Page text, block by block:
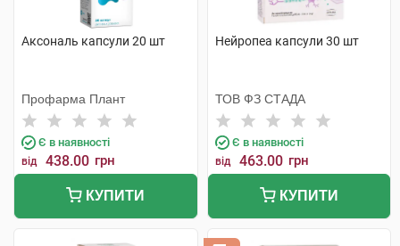
Аксональ капсули 20 шт
Профарма Плант
Є в наявності
від 438.00 грн
КУПИТИ
Нейропеа капсули 30 шт
ТОВ ФЗ СТАДА
Є в наявності
від 463.00 грн
КУПИТИ